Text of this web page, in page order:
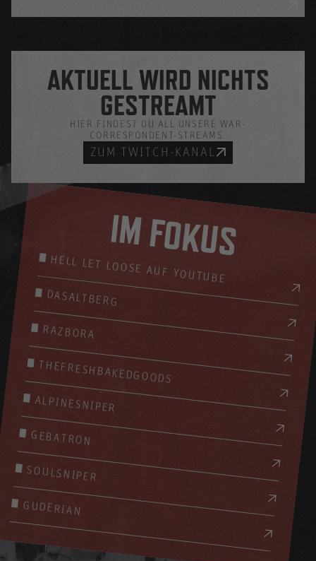
LET LOOSE
Verkürze dir die Wartezeit auf deinen nächsten
Stream und schau bei unseren War-Correspondent-
Kanälen rein. So verbesserst du garantiert dein
Gameplay bei Hell Let Loose!
IM FOKUS
HELL LET LOOSE AUF YOUTUBE
DASALTBERG
RAZBORA
THEFRESHBAKEDGOODS
ALPINESNIPER
GEBATRON
SOULSNIPER
GUDERIAN
AKTUELL WIRD NICHTS
GESTREAMT
HIER FINDEST DU ALL UNSERE WAR-
CORRESPONDENT-STREAMS.
ZUM TWITCH-KANAL